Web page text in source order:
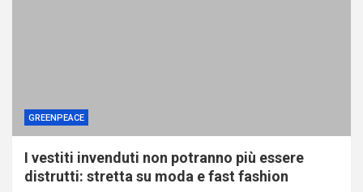
GREENPEACE
I vestiti invenduti non potranno più essere
distrutti: stretta su moda e fast fashion